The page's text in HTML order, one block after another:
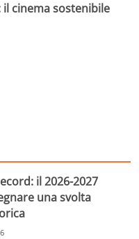
cinema sostenibile
il 2026-2027
una svolta